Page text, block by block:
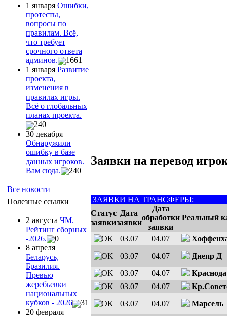
1 января Ошибки,
протесты,
вопросы по
правилам. Всё,
что требует
срочного ответа
админов.
1661
1 января Развитие
проекта,
изменения в
правилах игры.
Всё о глобальных
планах проекта.
240
30 декабря
Обнаружили
ошибку в базе
данных игроков.
Вам сюда.
240
Все новости
Полезные ссылки
2 августа ЧМ.
Рейтинг сборных
-2026.
0
8 апреля
Беларусь,
Бразилия.
Превью
жеребьевки
национальных
кубков - 2026
31
20 февраля
Заявки на перевод
ЗАЯВКИ НА ТРАНСФЕРЫ:
Статус
заявки
Дата
заявки
Дата
обработки
заявки
Реальный
03.07 04.07
03.07
04.07
Днепр Д
03.07
04.07
03.07
04.07
03.07
04.07 Марсель